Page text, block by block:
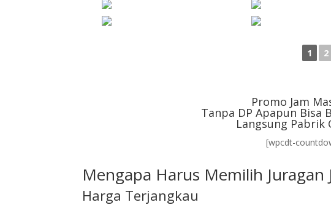
1 2
Promo Jam
Tanpa DP Apapun Bisa
Langsung Pabrik
[wpcdt-
Mengapa Harus Memilih Juragan
Harga Terjangkau